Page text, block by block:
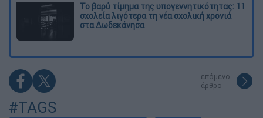
Το βαρύ τίμημα της υπογεννητικότητας: 11
σχολεία λιγότερα τη νέα σχολική χρονιά
στα Δωδεκάνησα
επόμενο
άρθρο
#TAGS